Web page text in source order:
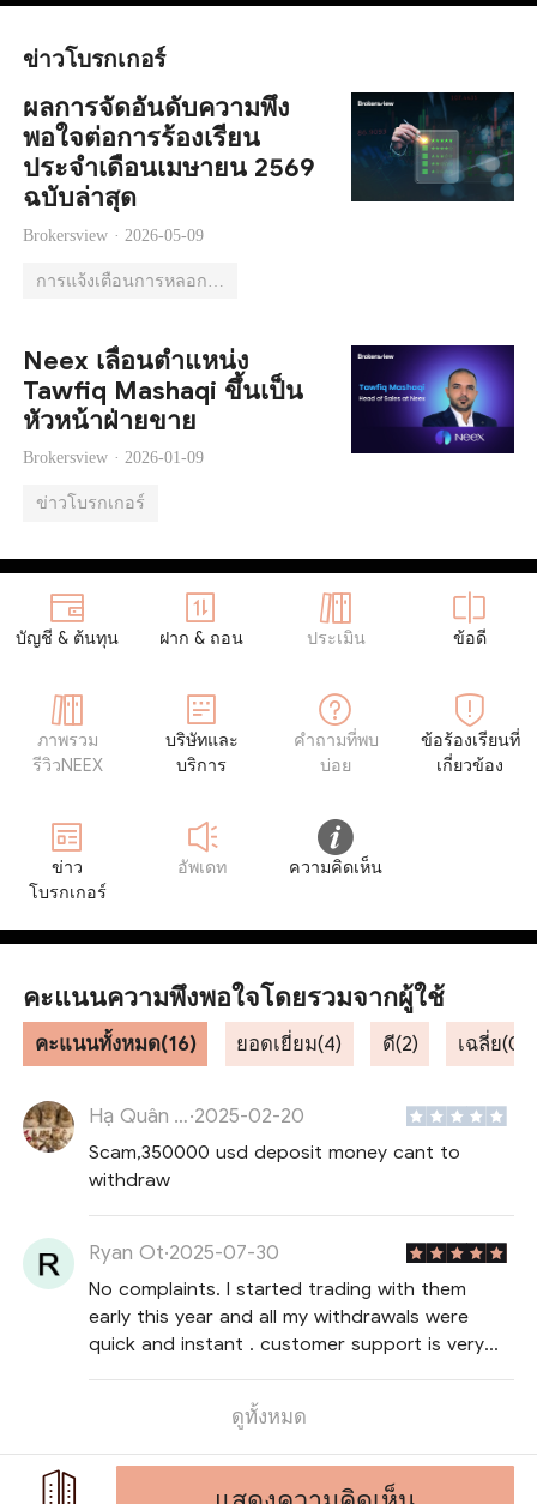
ข่าวโบรกเกอร์
ผลการจัดอันดับความพึง
พอใจต่อการร้องเรียน
ประจำเดือนเมษายน 2569
ฉบับล่าสุด
Brokersview · 2026-05-09
Neex เลื่อนตำแหน่ง
Tawfiq Mashaqi ขึ้นเป็น
หัวหน้าฝ่ายขาย
Brokersview · 2026-01-09
ข่าวโบรกเกอร์
บัญชี & ต้นทุน ฝาก & ถอน ประเมิน ข้อดี
ภาพรวม
รีวิวNEEX
บริษัทและ
บริการ
คำถามที่พบ
บ่อย
ข้อร้องเรียนที่
เกี่ยวข้อง
ข่าว
โบรกเกอร์
อัพเดท ความคิดเห็น
คะแนนความพึงพอใจโดยรวมจากผู้ใช้
คะแนนทั้งหมด(16) ยอดเยี่ยม(4) ดี(2) เฉลี่ย(0)
Hạ Quân Anh Seven·2025-02-20
Scam,350000 usd deposit money cant to
withdraw
Ryan Ot·2025-07-30
No complaints. I started trading with them
early this year and all my withdrawals were
quick and instant . customer support is very
ดูทั้งหมด